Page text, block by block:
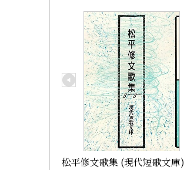
松平修文歌集 (現代短歌文庫)